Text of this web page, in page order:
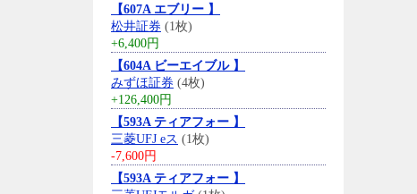
【607A エブリー 】
松井証券 (1枚)
+6,400円
【604A ビーエイブル 】
みずほ証券 (4枚)
+126,400円
【593A ティアフォー 】
三菱UFJ eス (1枚)
-7,600円
【593A ティアフォー 】